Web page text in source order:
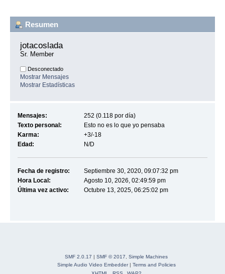
Resumen
jotacoslada
Sr. Member
Desconectado
Mostrar Mensajes
Mostrar Estadísticas
Mensajes:
252 (0.118 por día)
Texto personal:
Esto no es lo que yo pensaba
Karma:
+3/-18
Edad:
N/D
Fecha de registro:
Septiembre 30, 2020, 09:07:32 pm
Hora Local:
Agosto 10, 2026, 02:49:59 pm
Última vez activo:
Octubre 13, 2025, 06:25:02 pm
SMF 2.0.17 | SMF © 2017
Simple Machines
Simple Audio Video Embedder| Terms and Policies